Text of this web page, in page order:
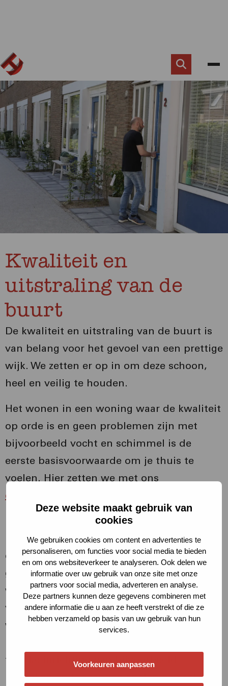
Deze website maakt gebruik van
cookies
We gebruiken cookies om content en advertenties te
personaliseren, om functies voor social media te bieden
en om ons websiteverkeer te analyseren. Ook delen we
informatie over uw gebruik van onze site met onze
partners voor social media, adverteren en analyse.
Deze partners kunnen deze gegevens combineren met
andere informatie die u aan ze heeft verstrekt of die ze
hebben verzameld op basis van uw gebruik van hun
services.
Voorkeuren aanpassen
Zoek
knop
Kwaliteit en
uitstraling van de
buurt
De kwaliteit en uitstraling van de buurt is
van belang voor het gevoel van een prettige
wijk. We zetten er op in om deze schoon,
heel en veilig te houden.
Het wonen in een woning waar de kwaliteit
op orde is en geen problemen zijn met
bijvoorbeeld vocht en schimmel is de
eerste basisvoorwaarde om je thuis te
voelen. Hier zetten we met ons
onderhoudsprogramma
planmatig als dagelijks onderhoud.
De algemene en bijbehorende ruimten in
complexen (portieken, galerijen, bergingen,
gevels en tuinen) zijn de overgang van de
woning naar de woonomgeving. Zij
verbinden de woonomgeving met de
woning en zijn belangrijk voor de
fysieke inrichting van bijvoorbeeld
portieken en toegangen spelen een rol in